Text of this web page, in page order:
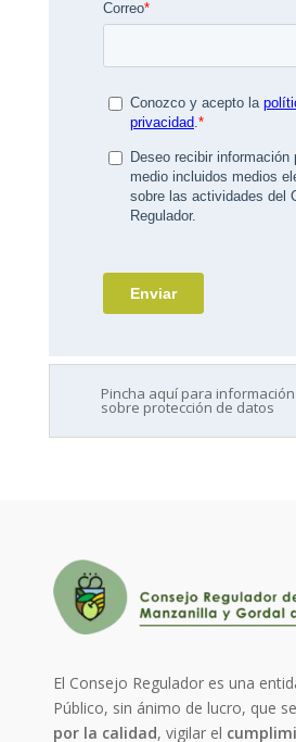
Pincha aquí para
sobre protección de datos
El Consejo Regulador es una
Público, sin ánimo de lucro, que
por la calidad, vigilar el